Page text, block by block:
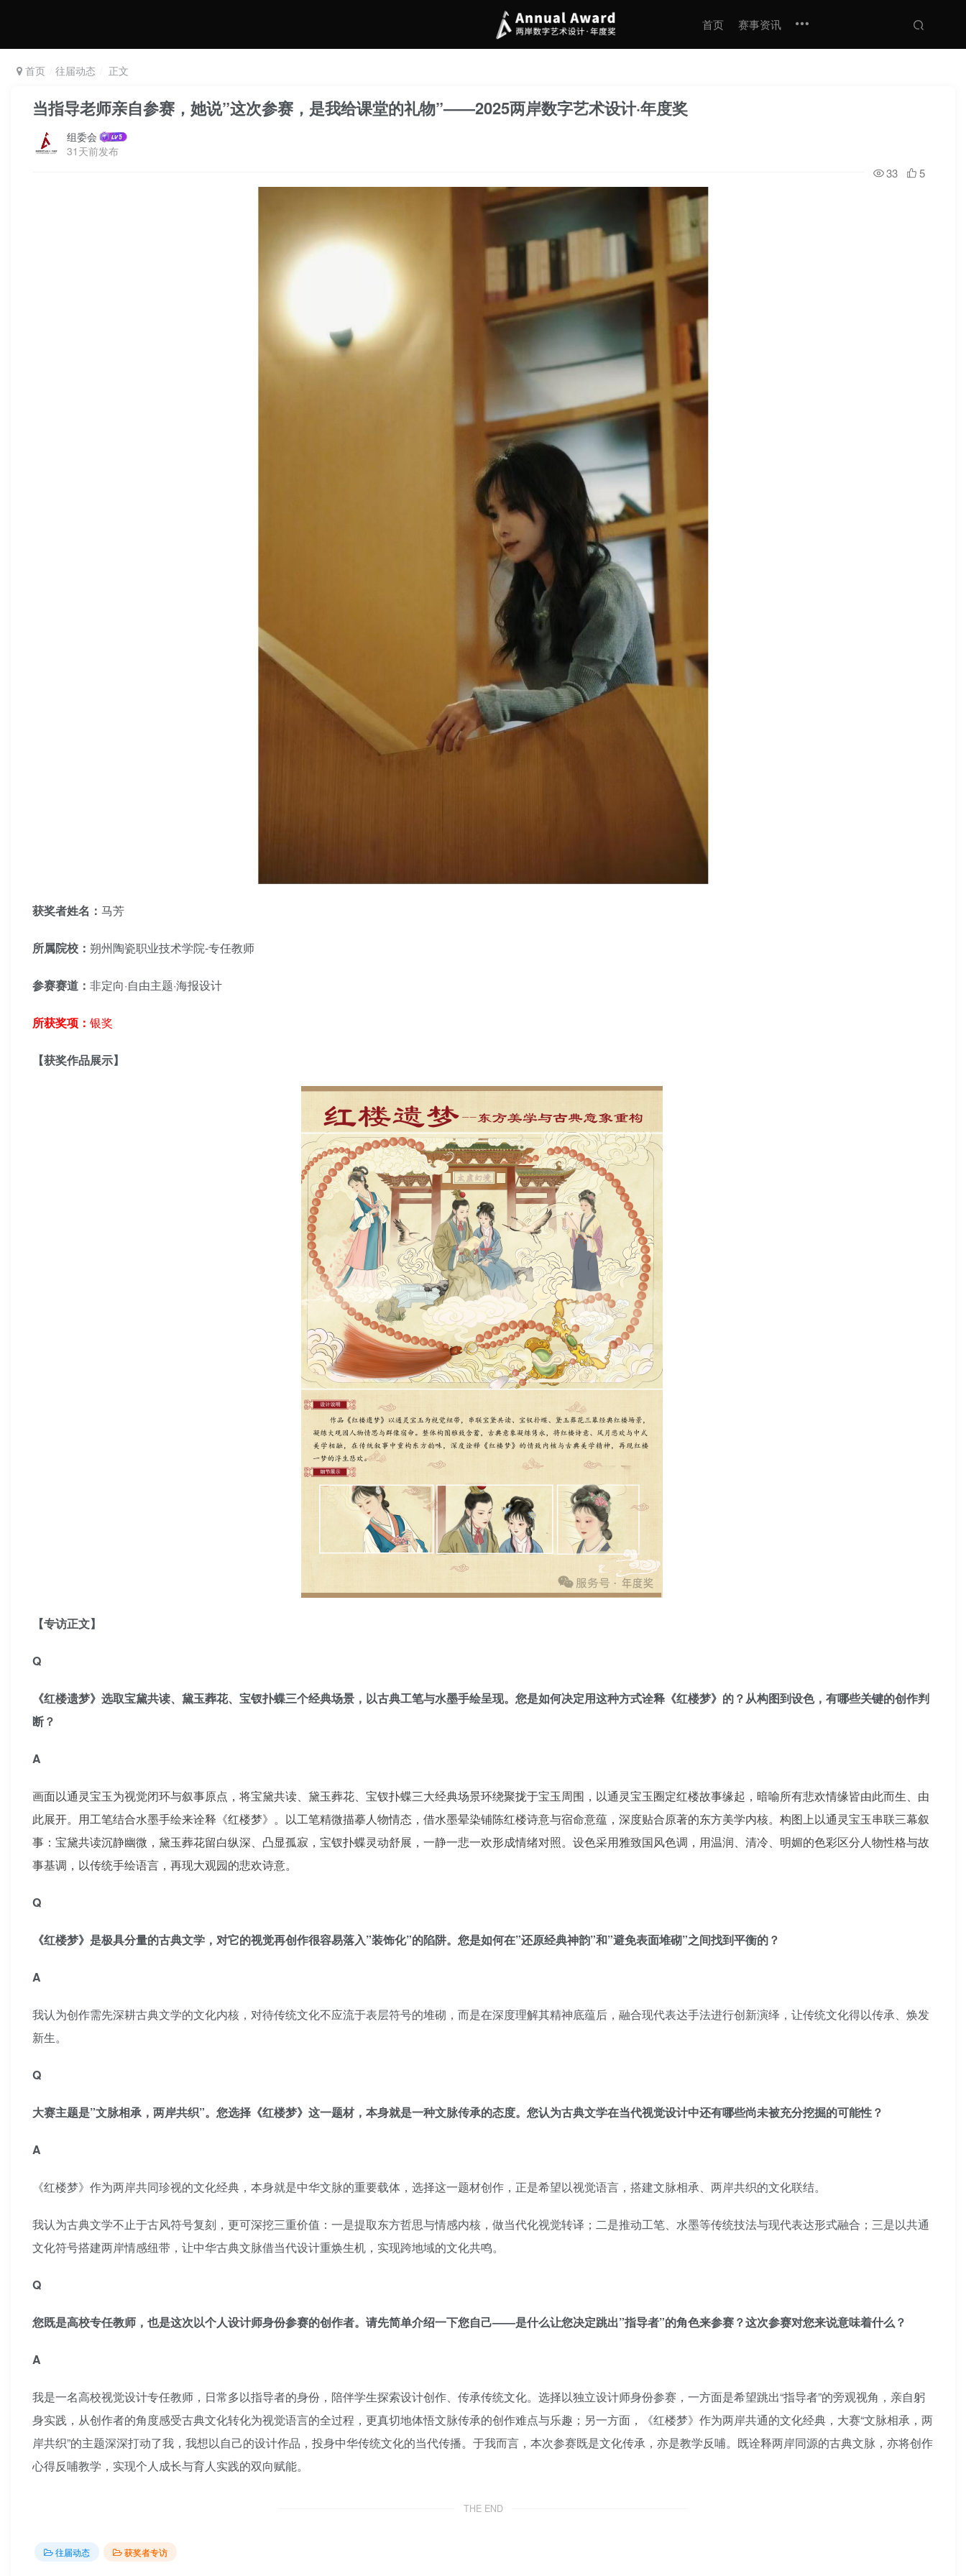
首页 赛事资讯
首页 往届动态 正文
当指导老师亲自参赛，她说”这次参赛，是我给课堂的礼物”——2025两岸数字艺术设计·年度奖
组委会
31天前发布
33 5
获奖者姓名： 马芳
所属院校： 朔州陶瓷职业技术学院-专任教师
参赛赛道： 非定向·自由主题·海报设计
所获奖项： 银奖
【获奖作品展示】
【专访正文】
Q
《红楼遗梦》选取宝黛共读、黛玉葬花、宝钗扑蝶三个经典场景，以古典工笔与水墨手绘呈现。您是如何决定用这种方式诠释《红楼梦》的？从构图到设色，有哪些关键的创作判
断？
A
画面以通灵宝玉为视觉闭环与叙事原点，将宝黛共读、黛玉葬花、宝钗扑蝶三大经典场景环绕聚拢于宝玉周围，以通灵宝玉圈定红楼故事缘起，暗喻所有悲欢情缘皆由此而生、由
此展开。用工笔结合水墨手绘来诠释《红楼梦》。以工笔精微描摹人物情态，借水墨晕染铺陈红楼诗意与宿命意蕴，深度贴合原著的东方美学内核。构图上以通灵宝玉串联三幕叙
事：宝黛共读沉静幽微，黛玉葬花留白纵深、凸显孤寂，宝钗扑蝶灵动舒展，一静一悲一欢形成情绪对照。设色采用雅致国风色调，用温润、清冷、明媚的色彩区分人物性格与故
事基调，以传统手绘语言，再现大观园的悲欢诗意。
Q
《红楼梦》是极具分量的古典文学，对它的视觉再创作很容易落入”装饰化”的陷阱。您是如何在”还原经典神韵”和”避免表面堆砌”之间找到平衡的？
A
我认为创作需先深耕古典文学的文化内核，对待传统文化不应流于表层符号的堆砌，而是在深度理解其精神底蕴后，融合现代表达手法进行创新演绎，让传统文化得以传承、焕发
新生。
Q
大赛主题是”文脉相承，两岸共织”。您选择《红楼梦》这一题材，本身就是一种文脉传承的态度。您认为古典文学在当代视觉设计中还有哪些尚未被充分挖掘的可能性？
A
《红楼梦》作为两岸共同珍视的文化经典，本身就是中华文脉的重要载体，选择这一题材创作，正是希望以视觉语言，搭建文脉相承、两岸共织的文化联结。
我认为古典文学不止于古风符号复刻，更可深挖三重价值：一是提取东方哲思与情感内核，做当代化视觉转译；二是推动工笔、水墨等传统技法与现代表达形式融合；三是以共通
文化符号搭建两岸情感纽带，让中华古典文脉借当代设计重焕生机，实现跨地域的文化共鸣。
Q
您既是高校专任教师，也是这次以个人设计师身份参赛的创作者。请先简单介绍一下您自己——是什么让您决定跳出”指导者”的角色来参赛？这次参赛对您来说意味着什么？
A
我是一名高校视觉设计专任教师，日常多以指导者的身份，陪伴学生探索设计创作、传承传统文化。选择以独立设计师身份参赛，一方面是希望跳出“指导者”的旁观视角，亲自躬
身实践，从创作者的角度感受古典文化转化为视觉语言的全过程，更真切地体悟文脉传承的创作难点与乐趣；另一方面，《红楼梦》作为两岸共通的文化经典，大赛“文脉相承，两
岸共织”的主题深深打动了我，我想以自己的设计作品，投身中华传统文化的当代传播。于我而言，本次参赛既是文化传承，亦是教学反哺。既诠释两岸同源的古典文脉，亦将创作
心得反哺教学，实现个人成长与育人实践的双向赋能。
THE END
往届动态 获奖者专访